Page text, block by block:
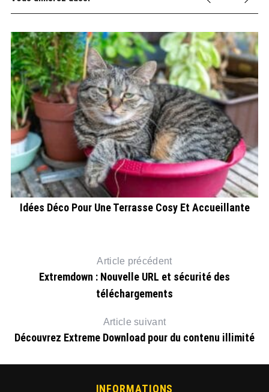
Idées Déco Pour Une Terrasse Cosy Et Accueillante
Article précédent
Extremdown : Nouvelle URL et sécurité des
téléchargements
Article suivant
Découvrez Extreme Download pour du contenu illimité
INFORMATIONS